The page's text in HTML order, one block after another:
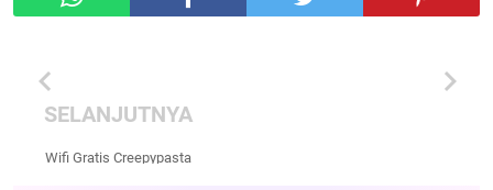
chevron_left
SELANJUTNYA
Wifi Gratis Creepypasta
chevron_right